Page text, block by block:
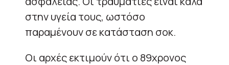
στην υγεία τους, ωστόσο
παραμένουν σε κατάσταση σοκ.
Οι αρχές εκτιμούν ότι ο 89χρονος